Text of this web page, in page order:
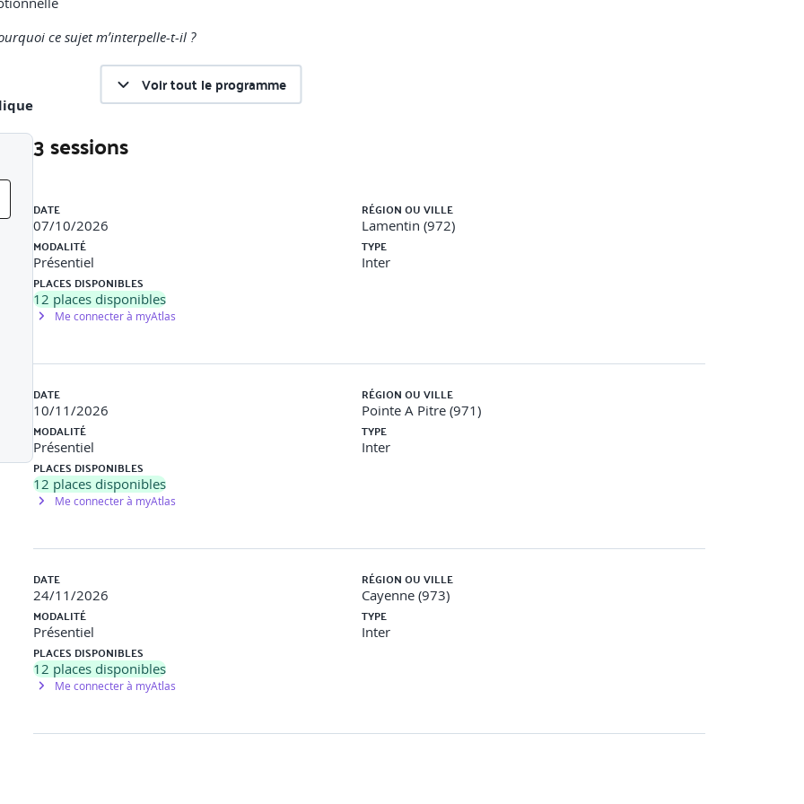
ce sujet m’interpelle-t-il ?
harcèlement sexuel
courtes, verbatims
sexistes et sexuelles
de l’entreprise et du CSE
guide Syntec)
?
faibles, signaux forts)
victime
confidentialité
informel)
Voir tout le programme
3 sessions
DATE
07/10/2026
RÉGION OU VILLE
Lamentin (972)
MODALITÉ
Présentiel
TYPE
Inter
PLACES DISPONIBLES
12 places disponibles
Me connecter à myAtlas
DATE
10/11/2026
RÉGION OU VILLE
Pointe A Pitre (971)
MODALITÉ
Présentiel
TYPE
Inter
PLACES DISPONIBLES
12 places disponibles
Me connecter à myAtlas
DATE
24/11/2026
RÉGION OU VILLE
Cayenne (973)
MODALITÉ
Présentiel
TYPE
Inter
PLACES DISPONIBLES
12 places disponibles
Me connecter à myAtlas